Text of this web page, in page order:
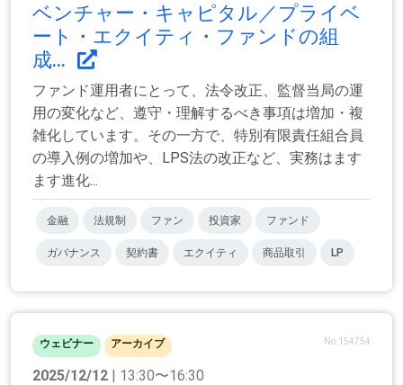
ベンチャー・キャピタル／プライベ
ート・エクイティ・ファンドの組
成...
ファンド運用者にとって、法令改正、監督当局の運
用の変化など、遵守・理解するべき事項は増加・複
雑化しています。その一方で、特別有限責任組合員
の導入例の増加や、LPS法の改正など、実務はます
ます進化...
金融 法規制 ファン 投資家 ファンド
ガバナンス 契約書 エクイティ 商品取引 LP
ウェビナー アーカイブ No.154754
2025/12/12 | 13:30〜16:30